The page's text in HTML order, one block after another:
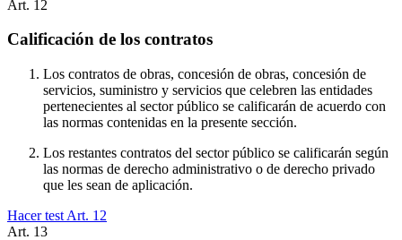
Art. 12
Calificación de los contratos
Los contratos de obras, concesión de obras, concesión de
servicios, suministro y servicios que celebren las entidades
pertenecientes al sector público se calificarán de acuerdo con
las normas contenidas en la presente sección.
Los restantes contratos del sector público se calificarán según
las normas de derecho administrativo o de derecho privado
que les sean de aplicación.
Hacer test Art. 12
Art. 13